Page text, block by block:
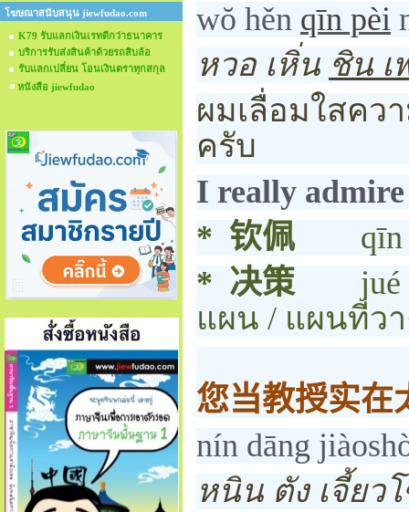
โฆษณาสนับสนุน jiewfudao.com
K79 รับแลกเงินเรทดีกว่าธนาคาร
บริการรับส่งสินค้าด้วยรถสิบล้อ
รับแลกเปลี่ยน โอนเงินตราทุกสกุล
หนังสือ jiewfudao
wŏ hěn qīn pèi
หวอ เหิ่น ชิน เ
ผมเลื่อมใสคว
ครับ
I really
* 钦佩
* 决策
jué
แผน / แผนที่วา
您当教授实在
nín dāng
หนิน ตัง เจี้ยว